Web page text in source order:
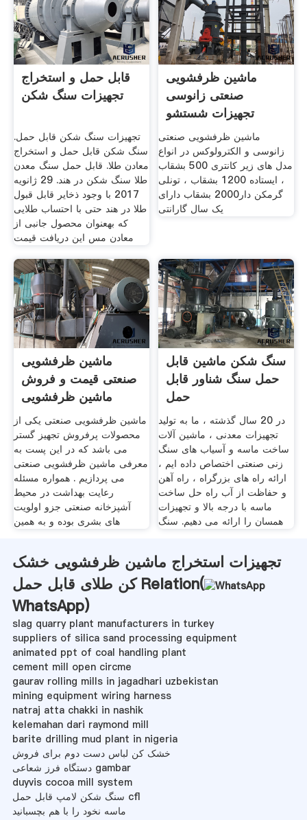
قابل حمل و استخراج
تجهیزات سنگ شکن
تجهیزات سنگ شکن قابل حمل.
سنگ شکن قابل حمل و استخراج
معادن طلا. قابل حمل سنگ معدن
طلا سنگ شکن در هند. 29 ژانويه
2017 با وجود ذخایر قابل قبول
طلا در هند حتی با احتساب طلایی
که بهعنوان محصول جانبی از
معادن مس این دریافت قیمت
ماشین ظرفشویی
صنعتی زانوسی
تجهیزات شستشو
ماشین ظرفشویی صنعتی
زانوسی و الکترولوکس در انواع
مدل های زیر کانتری 500 بشقاب
، ایستاده 1200 بشقاب ، تونلی
گرمکن دار2000 بشقاب دارای
یک سال گارانتی
ماشین ظرفشویی
صنعتی قیمت و فروش
ماشین ظرفشویی
صنعتی
ماشین ظرفشویی صنعتی یکی از
محصولات پرفروش تجهیز گستر
می باشد که در این پست به
معرفی ماشین ظرفشویی صنعتی
می پردازیم . همواره مسئله
رعایت بهداشت در محیط
آشپزخانه صنعتی جزو اولویت
های بشری بوده و به همین
سنگ شکن ماشین قابل
حمل سنگ شناور قابل
حمل
در 20 سال گذشته ، ما به تولید
تجهیزات معدنی ، ماشین آلات
ساخت ماسه و آسیاب های سنگ
زنی صنعتی اختصاص داده ایم ،
ارائه راه های بزرگراه ، راه آهن
و حفاظت از آب راه حل ساخت
ماسه با درجه بالا و تجهیزات
همسان را ارائه می دهیم. سنگ
تجهیزات استخراج ماشین ظرفشویی خشک
کن طلای قابل حمل Relation(
WhatsApp)
slag quarry plant manufacturers in turkey
suppliers of silica sand processing equipment
animated ppt of coal handling plant
cement mill open circme
gaurav rolling mills in jagadhari uzbekistan
mining equipment wiring harness
natraj atta chakki in nashik
kelemahan dari raymond mill
barite drilling mud plant in nigeria
خشک کن لباس دست دوم برای فروش
دستگاه فرز شعاعی gambar
duyvis cocoa mill system
سنگ شکن لامپ قابل حمل cfl
ماسه نخود را با هم بچسبانید